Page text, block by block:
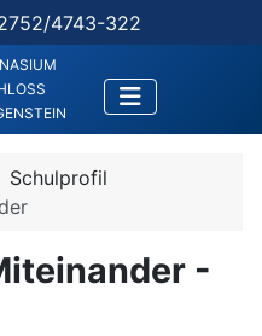
4743-322
Schulprofil
-